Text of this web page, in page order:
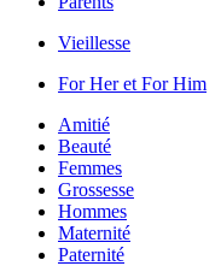
Vieillesse
For Her et For Him
Amitié
Beauté
Femmes
Grossesse
Hommes
Maternité
Paternité